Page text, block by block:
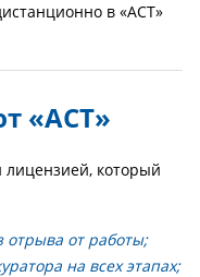
в «АСТ»
«АСТ»
который
отрыва от работы;
на всех этапах;